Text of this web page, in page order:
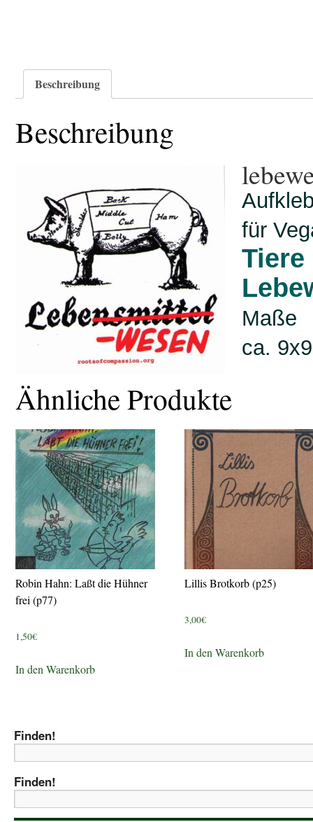
Beschreibung
Beschreibung
für
Maße
ca.
Ähnliche Produkte
Robin Hahn: Laßt die Hühner
frei (p77)
1,50€
In den Warenkorb
Lillis Brotkorb (p25)
3,00€
In den Warenkorb
Finden!
Finden!